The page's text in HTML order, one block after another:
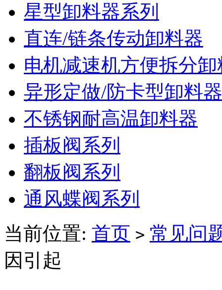
星型卸料器系列
直连/链条传动卸料器
电机减速机方便拆分卸
异形定做/防卡型卸料器
不锈钢耐高温卸料器
插板阀系列
翻板阀系列
通风蝶阀系列
当前位置: 首页 > 常见问
因引起